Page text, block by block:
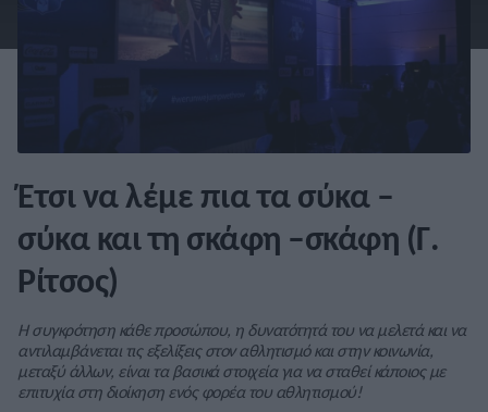
Έτσι να λέμε πια τα σύκα –
σύκα και τη σκάφη –σκάφη (Γ.
Ρίτσος)
Η συγκρότηση κάθε προσώπου, η δυνατότητά του να μελετά και να
αντιλαμβάνεται τις εξελίξεις στον αθλητισμό και στην κοινωνία,
μεταξύ άλλων, είναι τα βασικά στοιχεία για να σταθεί κάποιος με
επιτυχία στη διοίκηση ενός φορέα του αθλητισμού!